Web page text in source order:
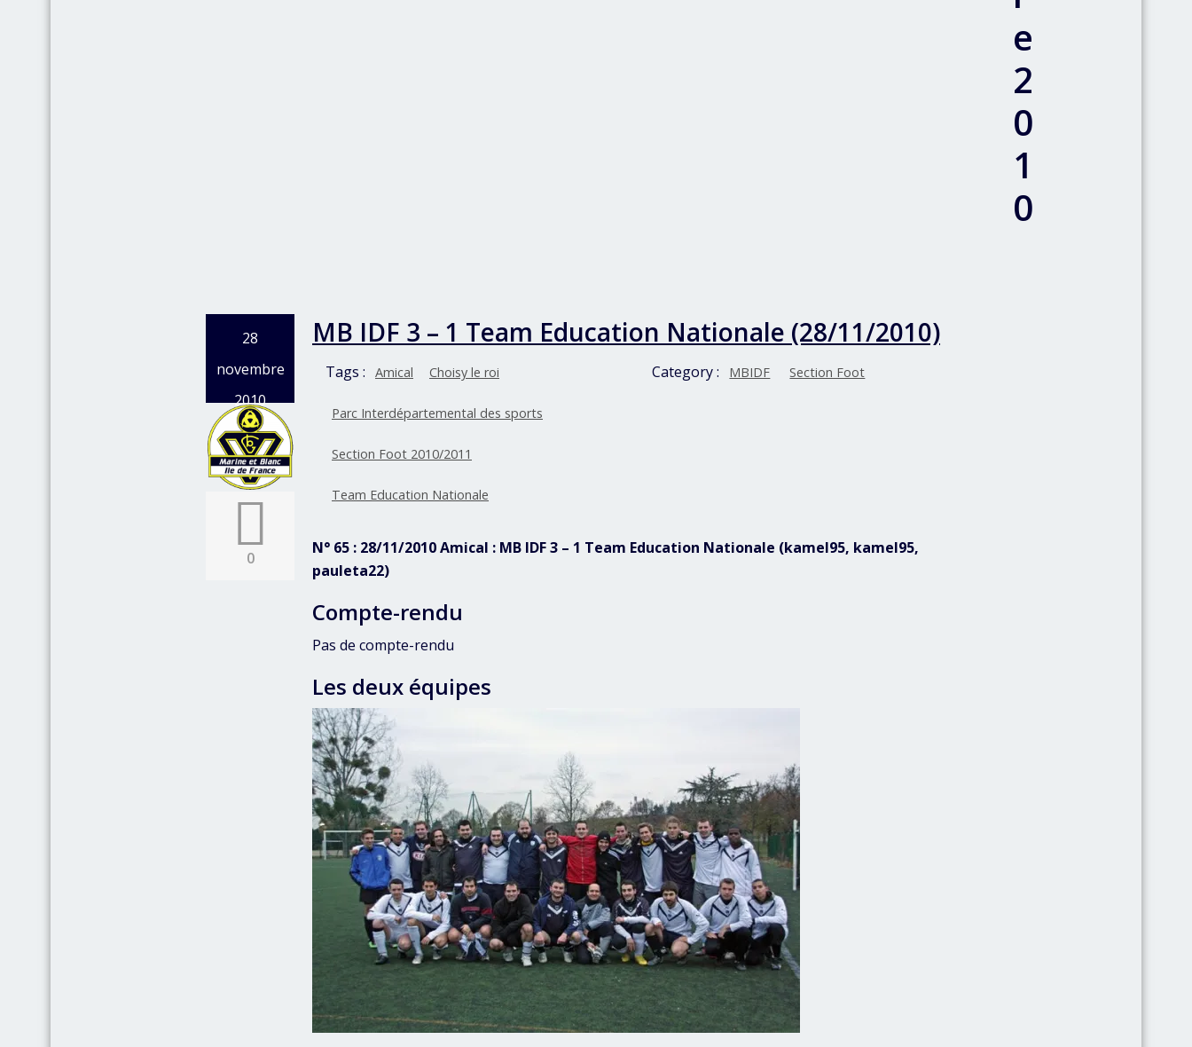
e
2
0
1
0
28
novembre
2010
0
MB IDF 3 – 1 Team Education Nationale (28/11/2010)
Tags : Amical Choisy le roi
Parc Interdépartemental des sports
Section Foot 2010/2011
Team Education Nationale
Category : MBIDF Section Foot
N° 65 : 28/11/2010 Amical : MB IDF 3 – 1 Team Education Nationale (kamel95, kamel95,
pauleta22)
Compte-rendu
Pas de compte-rendu
Les deux équipes